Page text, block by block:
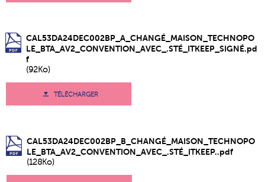
CAL53DA24DEC002BP_A_CHANGÉ_MAISON_TECHNOPO
LE_BTA_AV2_CONVENTION_AVEC_.STÉ_ITKEEP_SIGNÉ.pd
f
(92Ko)
TÉLÉCHARGER
CAL53DA24DEC002BP_B_CHANGÉ_MAISON_TECHNOPO
LE_BTA_AV2_CONVENTION_AVEC_.STÉ_ITKEEP..pdf
(128Ko)